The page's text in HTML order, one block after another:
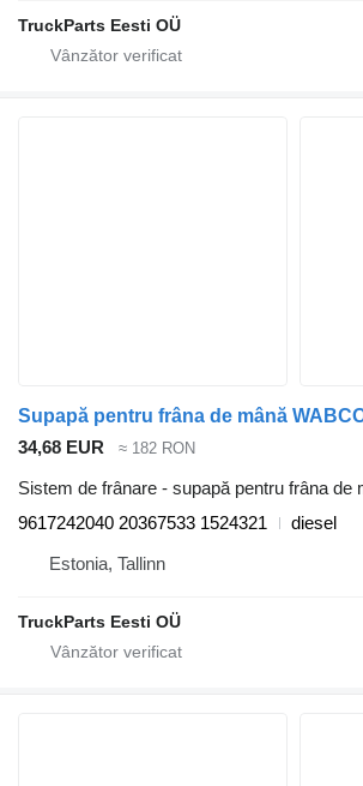
TruckParts Eesti OÜ
34,68 EUR ≈ 182 RON
Sistem de frânare - supapă pentru frâna de
9617242040 20367533 1524321
diesel
Estonia, Tallinn
TruckParts Eesti OÜ